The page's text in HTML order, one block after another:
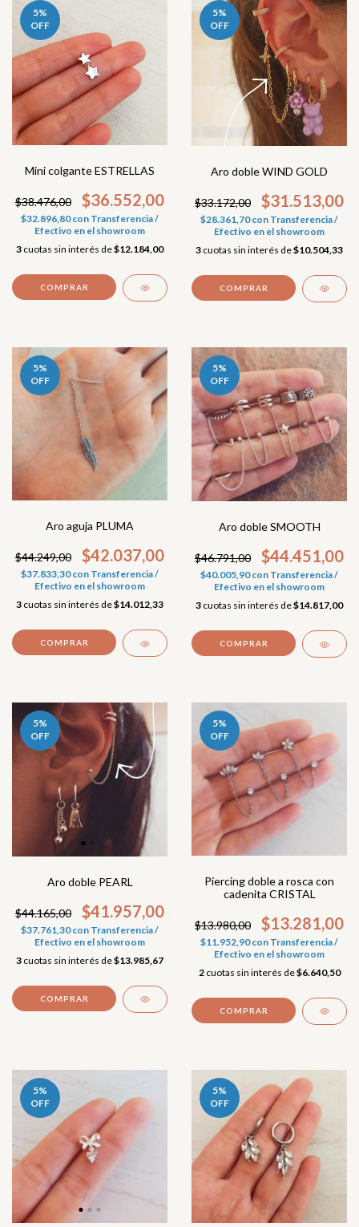
5%
OFF
Mini colgante ESTRELLAS
$38.476,00 $36.552,00
$32.896,80con Transferencia /
Efectivo en el showroom
3 cuotas sin interés de$12.184,00
5%
OFF
Aro doble WIND GOLD
$33.172,00 $31.513,00
$28.361,70con Transferencia /
Efectivo en el showroom
3 cuotas sin interés de$10.504,33
5%
OFF
Aro aguja PLUMA
$44.249,00 $42.037,00
$37.833,30con Transferencia /
Efectivo en el showroom
3 cuotas sin interés de$14.012,33
5%
OFF
Aro doble SMOOTH
$46.791,00 $44.451,00
$40.005,90con Transferencia /
Efectivo en el showroom
3 cuotas sin interés de$14.817,00
COMPRAR
5%
OFF
Aro doble PEARL
$44.165,00 $41.957,00
$37.761,30con Transferencia /
Efectivo en el showroom
3 cuotas sin interés de$13.985,67
5%
OFF
Piercing doble a rosca con
cadenita CRISTAL
$13.980,00 $13.281,00
$11.952,90con Transferencia /
Efectivo en el showroom
2 cuotas sin interés de$6.640,50
COMPRAR
5%
OFF
5%
OFF